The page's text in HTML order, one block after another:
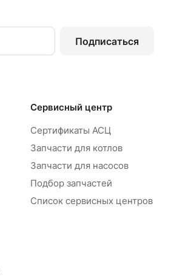
Подписаться
Сервисный центр
Сертификаты АСЦ
Запчасти для котлов
Запчасти для насосов
Подбор запчастей
Список сервисных центров